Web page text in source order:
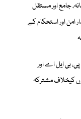
جامع اور مستقل
امن اور استحکام کے
پی، بی ایل اے اور
کیخلاف مشترکہ